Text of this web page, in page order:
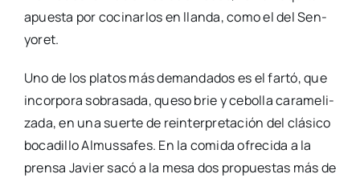
apues­ta por coci­nar­los en llan­da, como el del Sen­
yo­ret.
Uno de los pla­tos más deman­da­dos es el far­tó, que
incor­po­ra sobra­sa­da, que­so brie y cebo­lla cara­me­li­
za­da, en una suer­te de rein­ter­pre­ta­ción del clá­si­co
boca­di­llo Almus­sa­fes. En la comi­da ofre­ci­da a la
pren­sa Javier sacó a la mesa dos pro­pues­tas más de